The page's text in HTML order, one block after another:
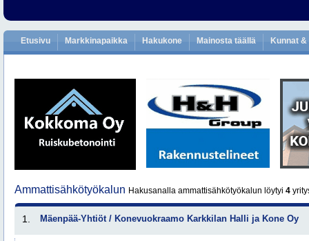
Etusivu Markkinapaikka Hakukone Mainosta täällä Kunnat
Ammattisähkötyökalun Hakusanalla ammattisähkötyökalun löytyi 4
1. Mäenpää-Yhtiöt / Konevuokraamo Karkkilan Halli ja Kone Oy